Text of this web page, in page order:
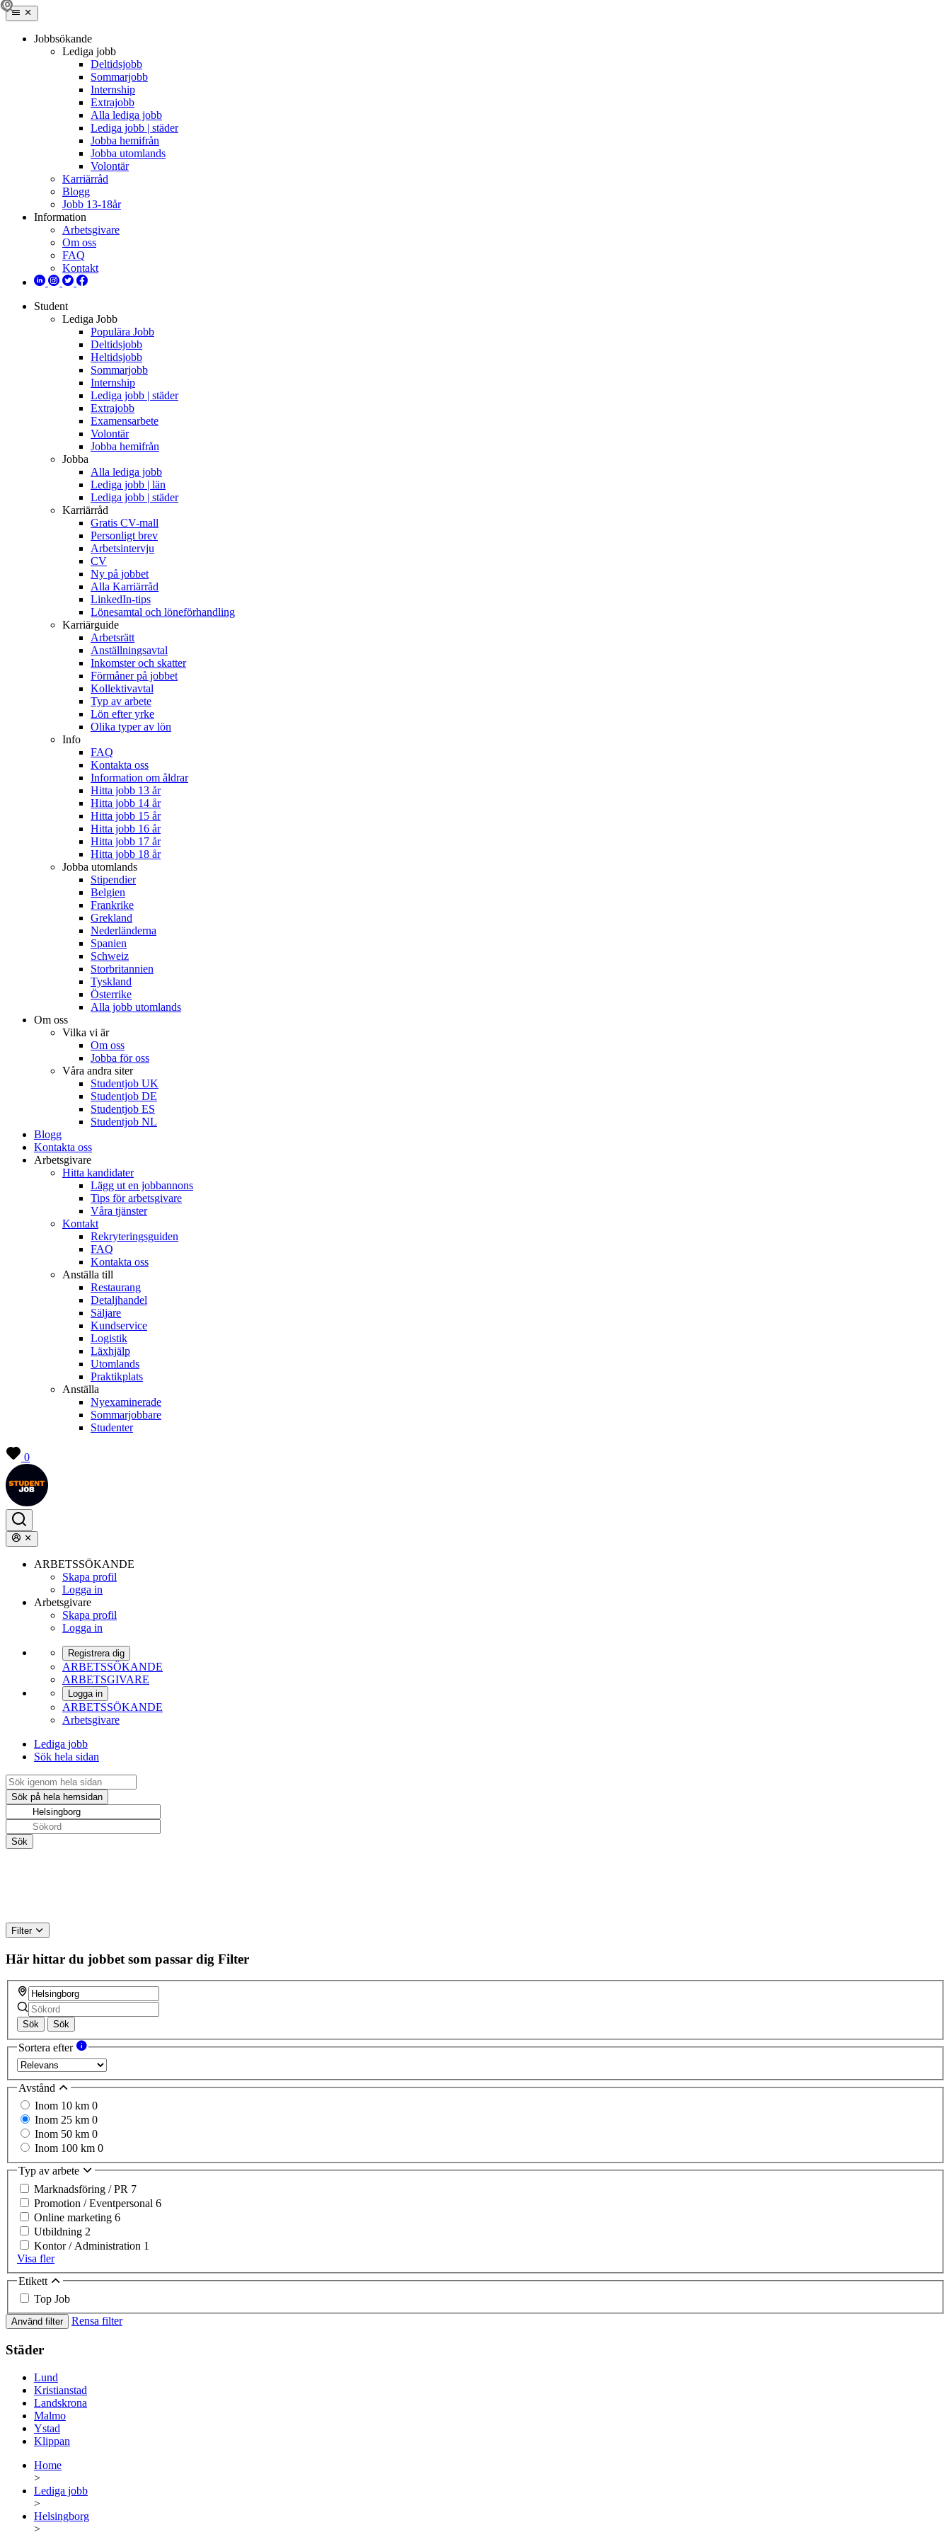
Jobbsökande
Lediga jobb
Deltidsjobb
Sommarjobb
Internship
Extrajobb
Alla lediga jobb
Lediga jobb | städer
Jobba hemifrån
Jobba utomlands
Volontär
Karriärråd
Blogg
Jobb 13-18år
Information
Arbetsgivare
Om oss
FAQ
Kontakt
Student
Lediga Jobb
Populära Jobb
Deltidsjobb
Heltidsjobb
Sommarjobb
Internship
Lediga jobb | städer
Extrajobb
Examensarbete
Volontär
Jobba hemifrån
Jobba
Alla lediga jobb
Lediga jobb | län
Lediga jobb | städer
Karriärråd
Gratis CV-mall
Personligt brev
Arbetsintervju
CV
Ny på jobbet
Alla Karriärråd
LinkedIn-tips
Lönesamtal och löneförhandling
Karriärguide
Arbetsrätt
Anställningsavtal
Inkomster och skatter
Förmåner på jobbet
Kollektivavtal
Typ av arbete
Lön efter yrke
Olika typer av lön
Info
FAQ
Kontakta oss
Information om åldrar
Hitta jobb 13 år
Hitta jobb 14 år
Hitta jobb 15 år
Hitta jobb 16 år
Hitta jobb 17 år
Hitta jobb 18 år
Jobba utomlands
Stipendier
Belgien
Frankrike
Grekland
Nederländerna
Spanien
Schweiz
Storbritannien
Tyskland
Österrike
Alla jobb utomlands
Om oss
Vilka vi är
Om oss
Jobba för oss
Våra andra siter
Studentjob UK
Studentjob DE
Studentjob ES
Studentjob NL
Blogg
Kontakta oss
Arbetsgivare
Hitta kandidater
Lägg ut en jobbannons
Tips för arbetsgivare
Våra tjänster
Kontakt
Rekryteringsguiden
FAQ
Kontakta oss
Anställa till
Restaurang
Detaljhandel
Säljare
Kundservice
Logistik
Läxhjälp
Utomlands
Praktikplats
Anställa
Nyexaminerade
Sommarjobbare
Studenter
0
ARBETSSÖKANDE
Skapa profil
Logga in
Arbetsgivare
Skapa profil
Logga in
Registrera dig
ARBETSSÖKANDE
ARBETSGIVARE
Logga in
ARBETSSÖKANDE
Arbetsgivare
Lediga jobb
Sök hela sidan
Filter
Här hittar du jobbet som passar dig Filter
Sök Sök
Sortera efter
Avstånd
Inom 10 km 0
Inom 25 km 0
Inom 50 km 0
Inom 100 km 0
Typ av arbete
Marknadsföring / PR 7
Promotion / Eventpersonal 6
Online marketing 6
Utbildning 2
Kontor / Administration 1
Visa fler
Etikett
Top Job
Använd filter Rensa filter
Städer
Lund
Kristianstad
Landskrona
Malmo
Ystad
Klippan
Home
>
Lediga jobb
>
Helsingborg
>